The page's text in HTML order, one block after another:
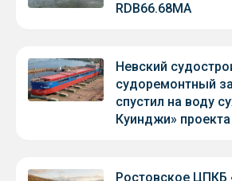
RDB66.68МА
Невский
судоремонтный
спустил на воду
Куинджи» проекта
Ростовское ЦПКБ